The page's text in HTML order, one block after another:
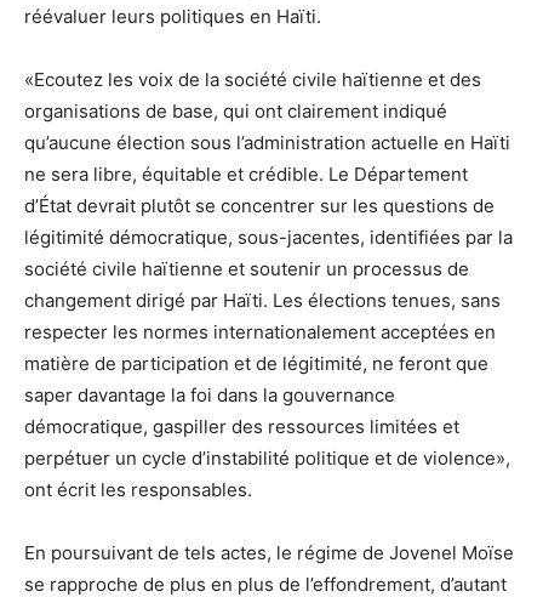
réévaluer leurs politiques en Haïti.
«Ecoutez les voix de la société civile haïtienne et des
organisations de base, qui ont clairement indiqué
qu’aucune élection sous l’administration actuelle en Haïti
ne sera libre, équitable et crédible. Le Département
d’État devrait plutôt se concentrer sur les questions de
légitimité démocratique, sous-jacentes, identifiées par la
société civile haïtienne et soutenir un processus de
changement dirigé par Haïti. Les élections tenues, sans
respecter les normes internationalement acceptées en
matière de participation et de légitimité, ne feront que
saper davantage la foi dans la gouvernance
démocratique, gaspiller des ressources limitées et
perpétuer un cycle d’instabilité politique et de violence»,
ont écrit les responsables.
En poursuivant de tels actes, le régime de Jovenel Moïse
se rapproche de plus en plus de l’effondrement, d’autant